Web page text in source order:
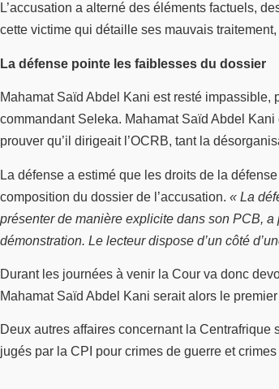
L’accusation a alterné des éléments factuels,
cette victime qui détaille ses mauvais
La défense pointe les faiblesses du dossier
Mahamat Saïd Abdel Kani est resté impassible,
commandant Seleka. Mahamat Saïd Abdel
prouver qu’il dirigeait l’OCRB, tant la
La défense a estimé que les droits de la
composition du dossier de l’accusation. « La
présenter de manière explicite dans son PCB,
démonstration. Le lecteur dispose d’un côté
Durant les journées à venir la Cour va donc
Mahamat Saïd Abdel Kani serait alors le
Deux autres affaires concernant la
jugés par la CPI pour crimes de guerre et crimes